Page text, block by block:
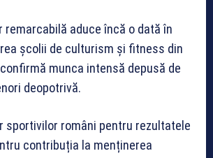
remarcabilă aduce încă o dată în
școlii de culturism și fitness din
munca intensă depusă de
deopotrivă.
sportivilor români pentru rezultatele
contribuția la menținerea